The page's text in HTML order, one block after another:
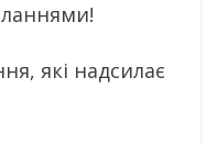
які надсилає